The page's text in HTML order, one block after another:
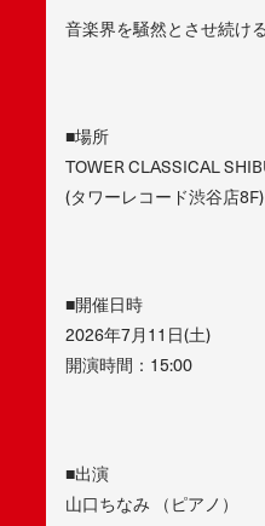
音楽界を騒然とさせ続け
■場所
TOWER CLASSICAL
(タワーレコード渋谷店8F)
■開催日時
2026年7月11日(土)
開演時間：15:00
■出演
山口ちなみ （ピアノ）